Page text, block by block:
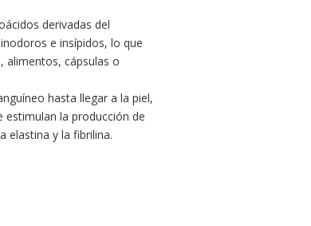
derivadas del
e insípidos, lo que
alimentos, cápsulas o
hasta llegar a la piel,
la producción de
elastina y la fibrilina.